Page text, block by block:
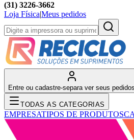
(31) 3226-3662
Loja Física|Meus pedidos
Entre ou cadastre-separa ver seus pedidos
TODAS AS CATEGORIAS
EMPRESATIPOS DE PRODUTOS